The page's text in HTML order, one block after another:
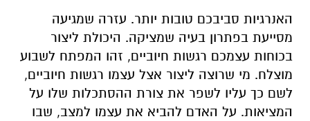
האנרגיות סביבכם טובות יותר. עזרה שמגיעה
מסייעת בפתרון בעיה שמציקה. היכולת ליצור
בכוחות עצמכם רגשות חיוביים, זהו המפתח לשבוע
מוצלח. מי שרוצה ליצור אצל עצמו רגשות חיוביים,
לשם כך עליו לשפר את צורת ההסתכלות שלו על
המציאות. על האדם להביא את עצמו למצב, שבו